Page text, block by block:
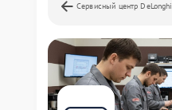
Сервисный центр DeLonghi